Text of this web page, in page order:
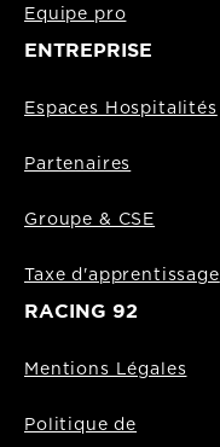
Equipe pro
ENTREPRISE
Espaces Hospitalités
Partenaires
Groupe & CSE
Taxe d'apprentissage
RACING 92
Mentions Légales
Politique de